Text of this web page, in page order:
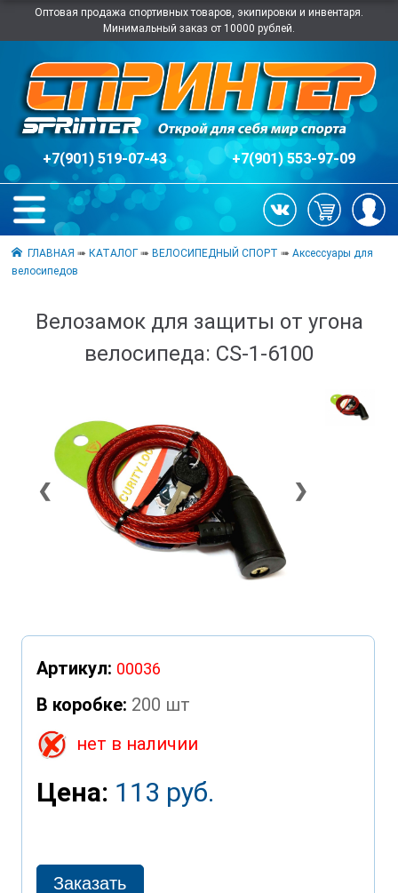
Оптовая продажа спортивных товаров, экипировки и инвентаря.
Минимальный заказ от 10000 рублей.
+7(901) 519-07-43 +7(901) 553-97-09
ГЛАВНАЯ ➠КАТАЛОГ ➠ВЕЛОСИПЕДНЫЙ СПОРТ ➠Аксессуары для
велосипедов
Велозамок для защиты от угона
велосипеда: CS-1-6100
❮ ❯
Артикул: 00036
В коробке: 200 шт
нет в наличии
Цена: 113 руб.